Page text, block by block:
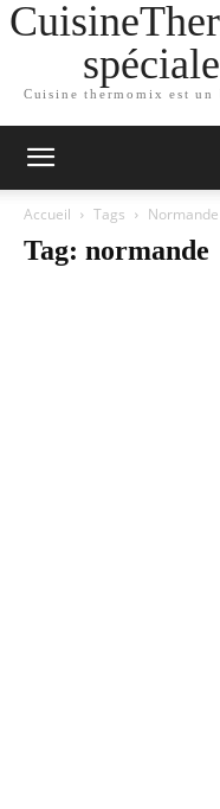
Cuisine thermomix est un
Accueil Tags Normande
Tag: normande